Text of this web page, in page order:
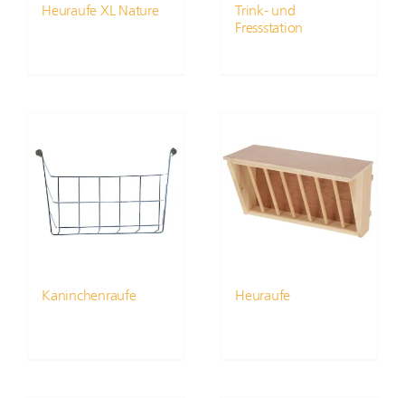
Heuraufe XL Nature
Trink- und
Fressstation
Kaninchenraufe Heuraufe